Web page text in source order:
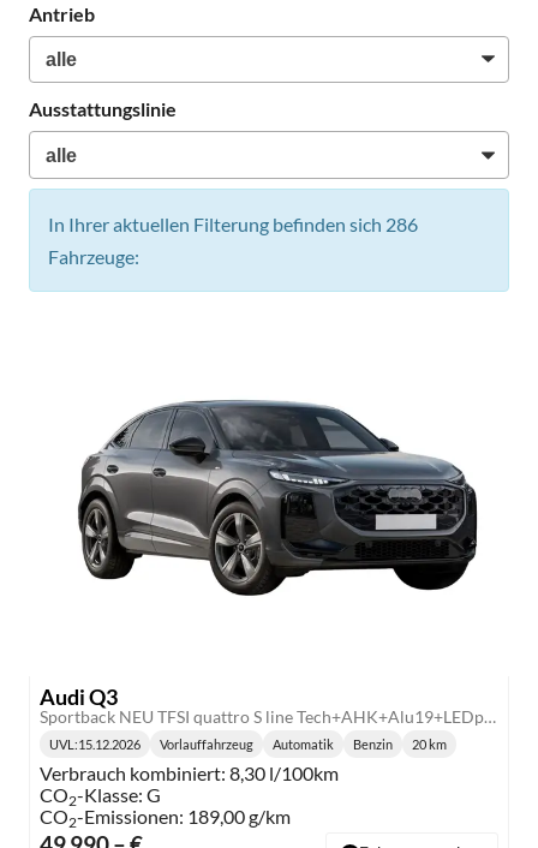
Antrieb
Ausstattungslinie
In Ihrer aktuellen Filterung befinden sich 286
Fahrzeuge:
Audi Q3
Sportback NEU TFSI quattro S line Tech+AHK+Alu19+LEDplus+KlimaPlus+ExtSchwarz
Lieferzeit:
UVL :15.12.2026 Vorlauffahrzeug
Getriebe:
Automatik
Kraftstoff:
Benzin
Kilometerstand:
20 km
Verbrauch kombiniert: 8,30 l/100km
CO2-Klasse: G
CO2-Emissionen: 189,00 g/km